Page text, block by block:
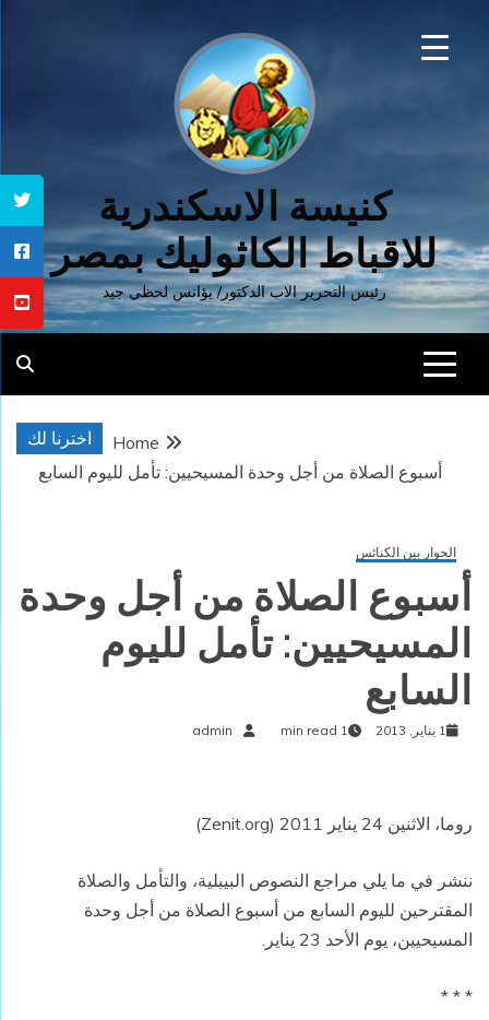
كنيسة الاسكندرية
للاقباط الكاثوليك بمصر
رئيس التحرير الاب الدكتور/ يؤانس لحظي جيد
اخترنا لك
Home
أسبوع الصلاة من أجل وحدة المسيحيين: تأمل لليوم السابع
الحوار بين الكنائس
أسبوع الصلاة من أجل وحدة
المسيحيين: تأمل لليوم
السابع
1 يناير, 2013 1 min read
admin
روما، الاثنين 24 يناير 2011 (Zenit.org)
ننشر في ما يلي مراجع النصوص البيبلية، والتأمل والصلاة
المقترحين لليوم السابع من أسبوع الصلاة من أجل وحدة
المسيحيين، يوم الأحد 23 يناير.
* * *